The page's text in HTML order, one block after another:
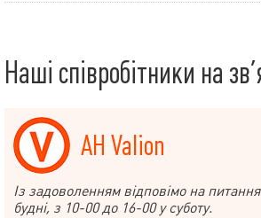
Наші співробітники на
АН Valion
Із задоволенням відповімо на
будні, з 10-00 до 16-00 у суботу.